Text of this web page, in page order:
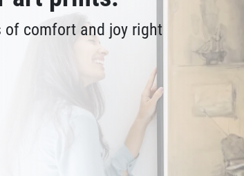
of comfort and joy right